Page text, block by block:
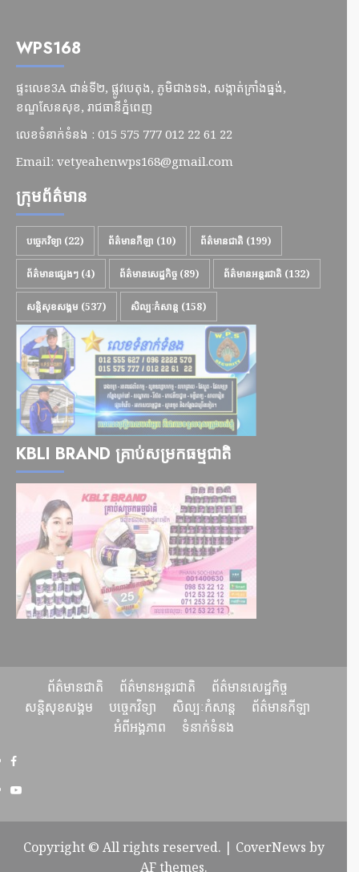
WPS168
ផ្ទះលេខ3A ជាន់ទី២, ផ្លូវបេតុង, ភូមិជាងទង, សង្កាត់ក្រាំងធ្នង់,
ខណ្ឌសែនសុខ, រាជធានីភ្នំពេញ
លេខទំនាក់ទំនង : 015 575 777 012 22 61 22
Email: vetyeahenwps168@gmail.com
ក្រុមព័ត៌មាន
បច្ចេកវិទ្យា (22) ព័ត៌មានកីឡា (10) ព័ត៌មានជាតិ (199)
ព័ត៌មានផ្សេងៗ (4) ព័ត៌មានសេដ្ឋកិច្ច (89) ព័ត៌មានអន្តរជាតិ (132)
សន្តិសុខសង្គម (537) សិល្បៈកំសាន្ត (158)
KBLI BRAND គ្រាប់សម្រកធម្មជាតិ
ព័ត៌មានជាតិ ព័ត៌មានអន្តរជាតិ
ព័ត៌មានសេដ្ឋកិច្ច
សន្តិសុខសង្គម
បច្ចេកវិទ្យា សិល្បៈកំសាន្ត
ព័ត៌មានកីឡា
អំពីអង្គភាព
ទំនាក់ទំនង
Copyright © All rights reserved. | CoverNews by
AF themes.